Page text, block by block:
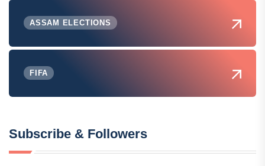
ASSAM ELECTIONS
FIFA
Subscribe & Followers